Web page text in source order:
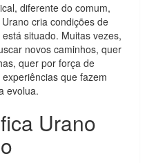
diferente do comum,
cria condições de
situado. Muitas vezes,
novos caminhos, quer
quer por força de
que fazem
evolua.
Urano